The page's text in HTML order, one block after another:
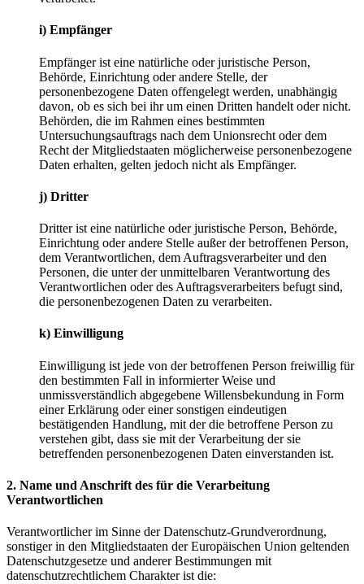
i) Empfänger
Empfänger ist eine natürliche oder juristische Person,
Behörde, Einrichtung oder andere Stelle, der
personenbezogene Daten offengelegt werden, unabhängig
davon, ob es sich bei ihr um einen Dritten handelt oder nicht.
Behörden, die im Rahmen eines bestimmten
Untersuchungsauftrags nach dem Unionsrecht oder dem
Recht der Mitgliedstaaten möglicherweise personenbezogene
Daten erhalten, gelten jedoch nicht als Empfänger.
j) Dritter
Dritter ist eine natürliche oder juristische Person, Behörde,
Einrichtung oder andere Stelle außer der betroffenen Person,
dem Verantwortlichen, dem Auftragsverarbeiter und den
Personen, die unter der unmittelbaren Verantwortung des
Verantwortlichen oder des Auftragsverarbeiters befugt sind,
die personenbezogenen Daten zu verarbeiten.
k) Einwilligung
Einwilligung ist jede von der betroffenen Person freiwillig für
den bestimmten Fall in informierter Weise und
unmissverständlich abgegebene Willensbekundung in Form
einer Erklärung oder einer sonstigen eindeutigen
bestätigenden Handlung, mit der die betroffene Person zu
verstehen gibt, dass sie mit der Verarbeitung der sie
betreffenden personenbezogenen Daten einverstanden ist.
2. Name und Anschrift des für die Verarbeitung
Verantwortlichen
Verantwortlicher im Sinne der Datenschutz-Grundverordnung,
sonstiger in den Mitgliedstaaten der Europäischen Union geltenden
Datenschutzgesetze und anderer Bestimmungen mit
datenschutzrechtlichem Charakter ist die: